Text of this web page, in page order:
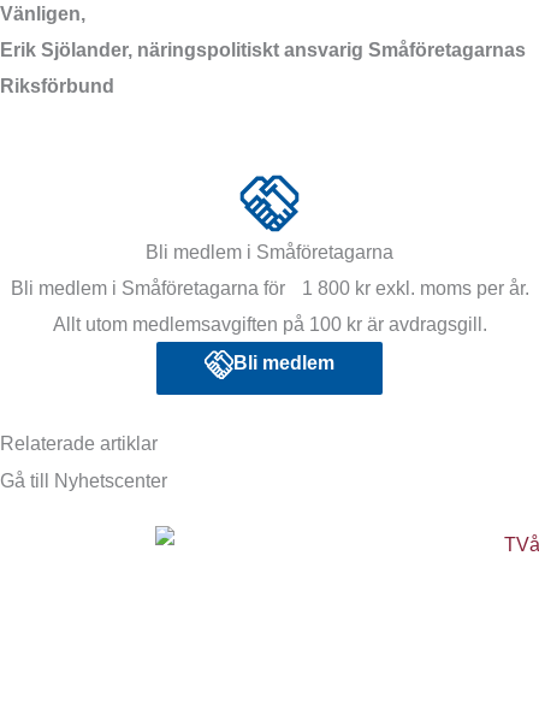
Vänligen,
Erik Sjölander, näringspolitiskt ansvarig Småföretagarnas
Riksförbund
Bli medlem i Småföretagarna
Bli medlem i Småföretagarna för 1 800 kr exkl. moms per år.
Allt utom medlemsavgiften på 100 kr är avdragsgill.
Bli medlem
Relaterade artiklar
Gå till Nyhetscenter